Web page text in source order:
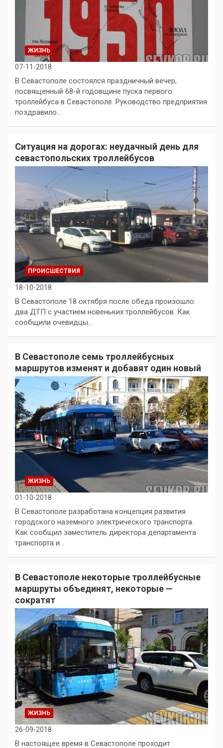
ЖИЗНЬ
07-11-2018
В Севастополе состоялся праздничный вечер,
посвященный 68-й годовщине пуска первого
троллейбуса в Севастополе. Руководство предприятия
поздравило…
Ситуация на дорогах: неудачный день для
севастопольских троллейбусов
ПРОИСШЕСТВИЯ
18-10-2018
В Севастополе 18 октября после обеда произошло
два ДТП с участием новеньких троллейбусов. Как
сообщили очевидцы…
В Севастополе семь троллейбусных
маршрутов изменят и добавят один новый
ЖИЗНЬ
01-10-2018
В Севастополе разработана концепция развития
городского наземного электрического транспорта.
Как сообщил заместитель директора департамента
транспорта и…
В Севастополе некоторые троллейбусные
маршруты объединят, некоторые —
сократят
ЖИЗНЬ
26-09-2018
В настоящее время в Севастополе проходит